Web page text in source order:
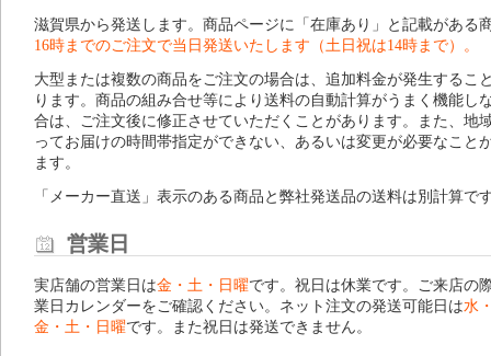
滋賀県から発送します。商品ページに「在庫あり」と記載がある
16時までのご注文で当日発送いたします（土日祝は14時まで）。
大型または複数の商品をご注文の場合は、追加料金が発生するこ
ります。商品の組み合せ等により送料の自動計算がうまく機能し
合は、ご注文後に修正させていただくことがあります。また、地
ってお届けの時間帯指定ができない、あるいは変更が必要なこと
ます。
「メーカー直送」表示のある商品と弊社発送品の送料は別計算で
営業日
実店舗の営業日は金・土・日曜です。祝日は休業です。ご来店の
業日カレンダーをご確認ください。ネット注文の発送可能日は水
金・土・日曜です。また祝日は発送できません。